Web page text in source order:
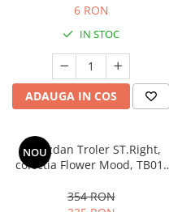
6 RON
IN STOC
ADAUGA IN COS
NOU
Ghiozdan Troler ST.Right,
colectia Flower Mood, TB01,
354 RON